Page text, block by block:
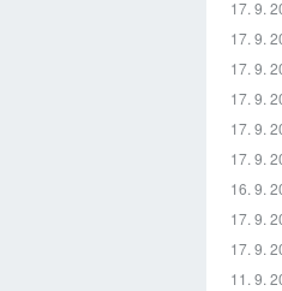
17. 9.
17. 9.
17. 9.
17. 9.
17. 9.
17. 9.
16. 9.
17. 9.
17. 9.
11. 9.